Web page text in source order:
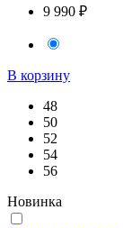
9 990 ₽
В корзину
48
50
52
54
56
Новинка